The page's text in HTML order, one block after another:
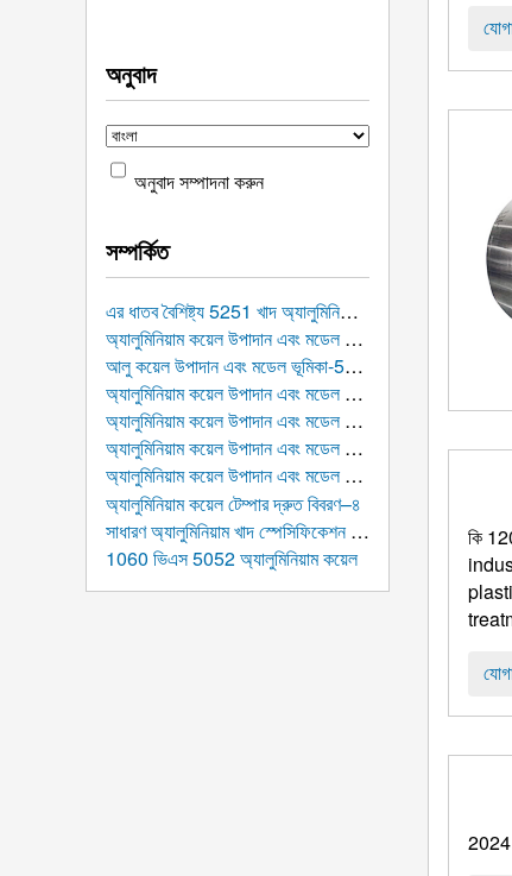
অনুবাদ
অনুবাদ সম্পাদনা করুন
সম্পর্কিত
এর ধাতব বৈশিষ্ট্য 5251 খাদ অ্যালুমিনিয়াম কয়েল
অ্যালুমিনিয়াম কয়েল উপাদান এবং মডেল ভূমিকা-6000 সিরিজ আল কয়েল
আলু কয়েল উপাদান এবং মডেল ভূমিকা-5000 সিরিজ অ্যালুমিনিয়াম কয়েল
অ্যালুমিনিয়াম কয়েল উপাদান এবং মডেল ভূমিকা-4000 সিরিজ আল কয়েল
অ্যালুমিনিয়াম কয়েল উপাদান এবং মডেল ভূমিকা-3000 সিরিজ আল কয়েল
অ্যালুমিনিয়াম কয়েল উপাদান এবং মডেল ভূমিকা-2000 সিরিজ আল কয়েল
অ্যালুমিনিয়াম কয়েল উপাদান এবং মডেল ভূমিকা：1000 সিরিজ আল কয়েল
অ্যালুমিনিয়াম কয়েল টেম্পার দ্রুত বিবরণ–৪
সাধারণ অ্যালুমিনিয়াম খাদ স্পেসিফিকেশন এবং আকার
1060 ভিএস 5052 অ্যালুমিনিয়াম কয়েল
কি